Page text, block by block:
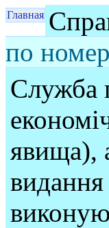
Главная
по
Служба
явища),